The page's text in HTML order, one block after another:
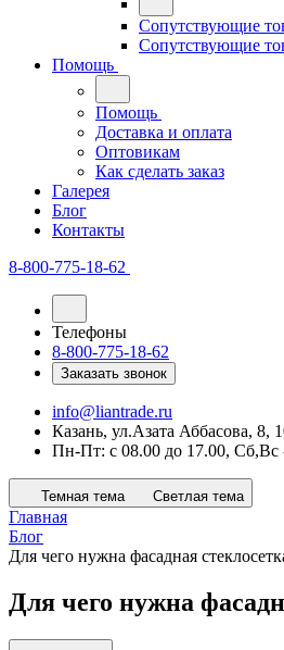
Сопутствующие
Сопутствующие
Помощь
Помощь
Доставка и оплата
Оптовикам
Как сделать заказ
Галерея
Блог
Контакты
8-800-775-18-62
Телефоны
8-800-775-18-62
Заказать звонок
info@liantrade.ru
Казань, ул.Азата Аббасова, 8,
Пн-Пт: c 08.00 до 17.00, Cб,Вс
Темная тема Светлая тема
Главная
Блог
Для чего нужна фасадная
Для чего нужна